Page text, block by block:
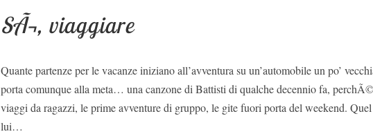
SÃ¬, viaggiare
Quante partenze per le vacanze iniziano all’avventura su un’automobile un po’
porta comunque alla meta… una canzone di Battisti di qualche decennio fa,
viaggi da ragazzi, le prime avventure di gruppo, le gite fuori porta del weekend.
lui…